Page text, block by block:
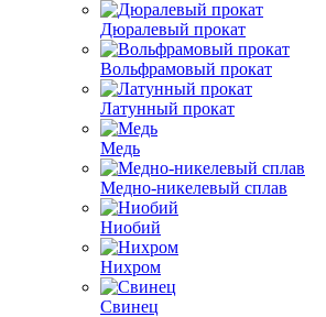
Дюралевый прокат
Вольфрамовый прокат
Латунный прокат
Медь
Медно-никелевый сплав
Ниобий
Нихром
Свинец